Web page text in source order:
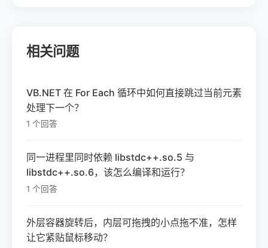
相关问题
VB.NET 在 For Each 循环中如何直接跳过当前元素
处理下一个？
1 个回答
同一进程里同时依赖 libstdc++.so.5 与
libstdc++.so.6，该怎么编译和运行？
1 个回答
外层容器旋转后，内层可拖拽的小点拖不准，怎样
让它紧贴鼠标移动？